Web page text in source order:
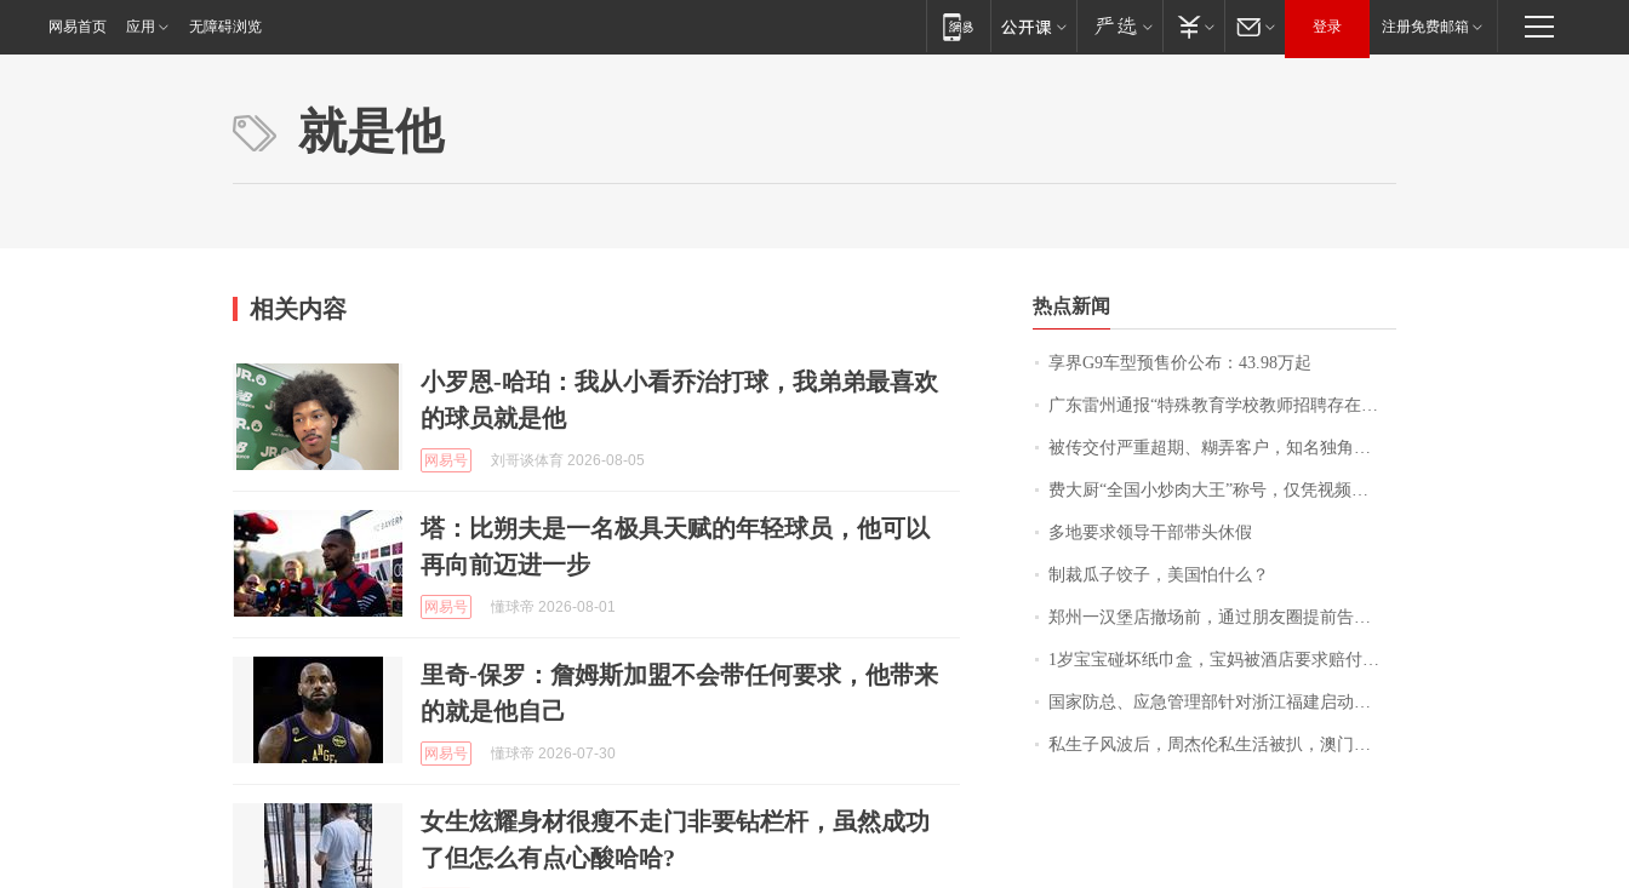
网易首页 应用 无障碍浏览 登录 注册免费邮箱
就是他
相关内容
小罗恩-哈珀：我从小看乔治打球，我弟弟最喜欢
的球员就是他
网易号 刘哥谈体育 2026-08-05
塔：比朔夫是一名极具天赋的年轻球员，他可以
再向前迈进一步
网易号 懂球帝 2026-08-01
里奇-保罗：詹姆斯加盟不会带任何要求，他带来
的就是他自己
网易号 懂球帝 2026-07-30
女生炫耀身材很瘦不走门非要钻栏杆，虽然成功
了但怎么有点心酸哈哈?
热点新闻
享界G9车型预售价公布：43.98万起
广东雷州通报“特殊教育学校教师招聘存在违规行为”：已启动问责程序 副校长被停职
被传交付严重超期、糊弄客户，知名独角兽车企创始人回应：都没证据，将依法采取措施，“本人长期与美国交管局保持沟通，对方表示肯定”
费大厨“全国小炒肉大王”称号，仅凭视频评出？中国烹饪协会回应
多地要求领导干部带头休假
制裁瓜子饺子，美国怕什么？
郑州一汉堡店撤场前，通过朋友圈提前告知逐一退费，有顾客仅剩1元也全被退回，分文不少；顾客：言而有信，让人感动
1岁宝宝碰坏纸巾盒，宝妈被酒店要求赔付924元！三亚一酒店回复：骨瓷定制！网友一查价格，吵翻了
国家防总、应急管理部针对浙江福建启动防汛防台风四级应急响应
私生子风波后，周杰伦私生活被扒，澳门输10亿传闻早已经水落石出